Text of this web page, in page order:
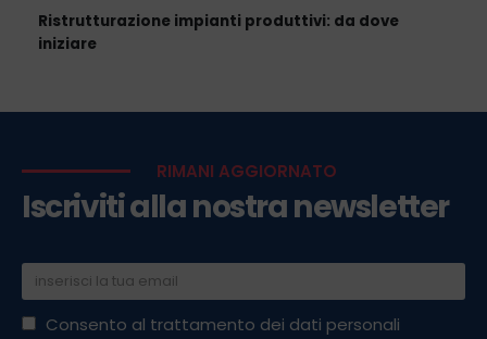
Ristrutturazione impianti produttivi: da dove
iniziare
RIMANI AGGIORNATO
Iscriviti alla nostra newsletter
Consento al trattamento dei dati personali